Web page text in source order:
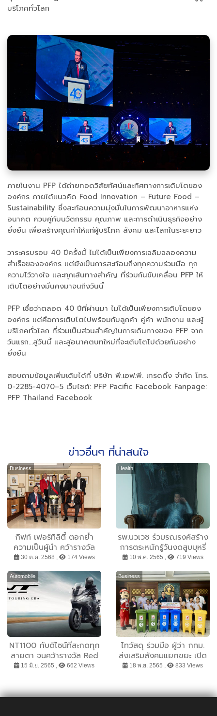
บริโภคทั่วโลก
ภายในงาน PFP ได้ถ่ายทอดวิสัยทัศน์และทิศทางการเติบโตของ
องค์กร ภายใต้แนวคิด Food Innovation – Future Food –
Sustainability ซึ่งสะท้อนความมุ่งมั่นในการพัฒนาอาหารแห่ง
อนาคต ควบคู่กับนวัตกรรม คุณภาพ และการดำเนินธุรกิจอย่าง
ยั่งยืน เพื่อสร้างคุณค่าให้แก่ผู้บริโภค สังคม และโลกในระยะยาว
วาระครบรอบ 40 ปีครั้งนี้ ไม่ได้เป็นเพียงการเฉลิมฉลองความ
สำเร็จขององค์กร แต่ยังเป็นการสะท้อนถึงทุกความร่วมมือ ทุก
ความไว้วางใจ และทุกเส้นทางสำคัญ ที่ร่วมกันขับเคลื่อน PFP ให้
เติบโตอย่างมั่นคงมาจนถึงวันนี้
PFP เชื่อว่าตลอด 40 ปีที่ผ่านมา ไม่ได้เป็นเพียงการเติบโตของ
องค์กร แต่คือการเติบโตไปพร้อมกับลูกค้า คู่ค้า พนักงาน และผู้
บริโภคทั่วโลก ที่ร่วมเป็นส่วนสำคัญในการเดินทางของ PFP จาก
วันแรก…สู่วันนี้ และสู่อนาคตบทใหม่ที่จะเติบโตไปด้วยกันอย่าง
ยั่งยืน
สอบถามข้อมูลเพิ่มเติมได้ที่ บริษัท พี.เอฟ.พี. เทรดดิ้ง จำกัด โทร.
0-2285-4070–5 เว็บไซต์: PFP Pacific Facebook Fanpage:
PFP Thailand Facebook
ข่าวอื่นๆ ที่น่าสนใจ
Business
กิฟท์ เฟอร์ทิลิตี้ ตอกย้ำ
ความเป็นผู้นำ คว้ารางวัล
ระดับสากลและในประเทศ ชูธง
มุ่งเน้นพัฒนามาตรฐานการ
ดูแลรักษาผู้มีบุตรยากสู่ระดับ
30 ต.ค. 2568 , 174 Views
Health
รพ.นวเวช ร่วมรณรงค์สร้าง
การตระหนักรู้วันงดสูบบุหรี่
โลก จัดแสดงจิตรกรรมสาม
มิติ World No Tobacco
Day Art Installation โดย
ศิลปินชื่อดังชาวไทย ตลอด
เดือน พ.ค. นี้
10 พ.ค. 2565 , 719 Views
Automobile
NT1100 กับดีไซน์ที่สะกดทุก
สายตา จนคว้ารางวัล Red
Dot
15 มิ.ย. 2565 , 662 Views
Business
ไทวัสดุ ร่วมมือ ผู้ว่า กทม.
ส่งเสริมสังคมแยกขยะ เปิด
แคมเปญ “ไทวัสดุ: ฮาวทูทิ้ง
สังกัด กทม. 50 แห่ง ทั่ว
18 พ.ย. 2565 , 833 Views